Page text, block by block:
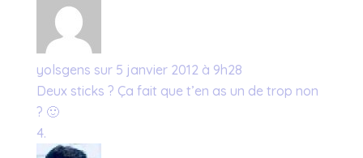
yolsgens sur 5 janvier 2012 à 9h28
Deux sticks ? Ça fait que t’en as un de trop non
? 🙂